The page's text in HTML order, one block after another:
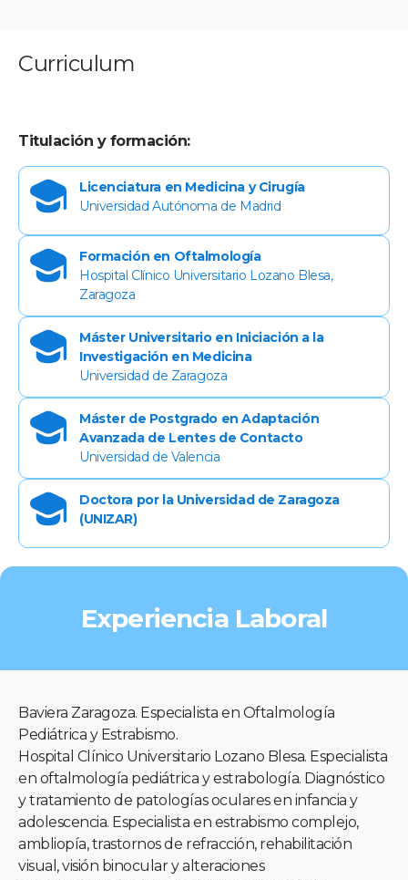
Curriculum
Titulación y formación:
Licenciatura en Medicina y Cirugía
Universidad Autónoma de Madrid
Formación en Oftalmología
Hospital Clínico Universitario Lozano Blesa,
Zaragoza
Máster Universitario en Iniciación a la
Investigación en Medicina
Universidad de Zaragoza
Máster de Postgrado en Adaptación
Avanzada de Lentes de Contacto
Universidad de Valencia
Doctora por la Universidad de Zaragoza
(UNIZAR)
Experiencia Laboral
Baviera Zaragoza. Especialista en Oftalmología
Pediátrica y Estrabismo.
Hospital Clínico Universitario Lozano Blesa. Especialista
en oftalmología pediátrica y estrabología. Diagnóstico
y tratamiento de patologías oculares en infancia y
adolescencia. Especialista en estrabismo complejo,
ambliopía, trastornos de refracción, rehabilitación
visual, visión binocular y alteraciones